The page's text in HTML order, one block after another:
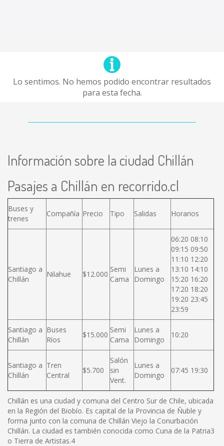
Lo sentimos. No hemos podido encontrar resultados
para esta fecha.
Información sobre la ciudad Chillán
Pasajes a Chillán en recorrido.cl
Buses y
trenes
Compañía Precio Tipo Salidas Horarios
Santiago a
Chillán
Nilahue $12.000
Semi
Cama
Lunes a
Domingo
06:20 08:10
09:15 09:50
11:10 12:20
13:10 14:10
15:20 16:20
17:20 18:20
19:20 23:45
23:59
Santiago a
Chillán
Buses
Ríos
$15.000
Semi
Cama
Lunes a
Domingo
10:20
Santiago a
Chillán
Tren
Central
$5.700
Salón
sin
Vent.
Lunes a
Domingo
07:45 19:30
Chillán es una ciudad y comuna del Centro Sur de Chile, ubicada
en la Región del Biobío. Es capital de la Provincia de Ñuble y
forma junto con la comuna de Chillán Viejo la Conurbación
Chillán. La ciudad es también conocida como Cuna de la Patria3
o Tierra de Artistas.4